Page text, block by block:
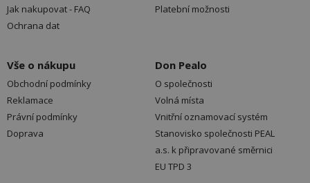
Jak nakupovat - FAQ
Ochrana dat
Platební možnosti
Vše o nákupu
Obchodní podmínky
Reklamace
Právní podmínky
Doprava
Don Pealo
O společnosti
Volná místa
Vnitřní oznamovací systém
Stanovisko společnosti PEAL
a.s. k připravované směrnici
EU TPD 3